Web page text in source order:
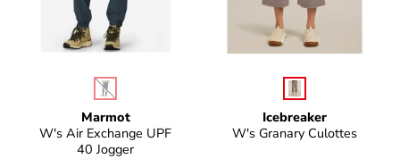
Marmot
W's Air Exchange UPF
40 Jogger
auswählen
(Diese Option ist zurzeit nicht verfügbar.)
Icebreaker
W's Granary Culottes
auswählen